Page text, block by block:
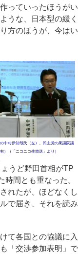
っていったほうがい
うな、日本型の緩く
方のほうが、今はい
中村伊知哉氏（左）、民主党の衆議院議
）（「ニコニコ生放送」より）
うど野田首相がTP
間とも重なった。
れたが、ほどなくし
で届き、それを読み
て各国との協議に入
「交渉参加表明」で